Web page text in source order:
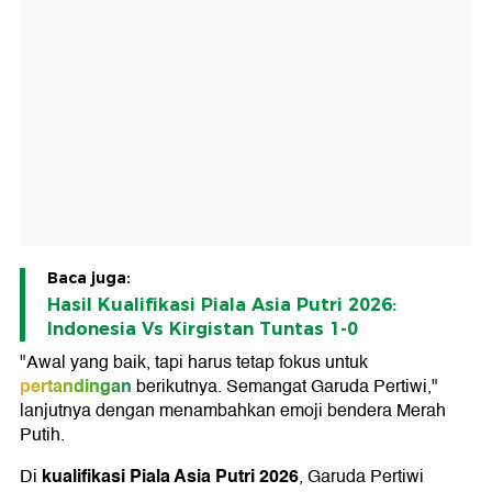
Baca juga:
Hasil Kualifikasi Piala Asia Putri 2026:
Indonesia Vs Kirgistan Tuntas 1-0
"Awal yang baik, tapi harus tetap fokus untuk
pertandingan berikutnya. Semangat Garuda Pertiwi,"
lanjutnya dengan menambahkan emoji bendera Merah
Putih.
Di kualifikasi Piala Asia Putri 2026, Garuda Pertiwi